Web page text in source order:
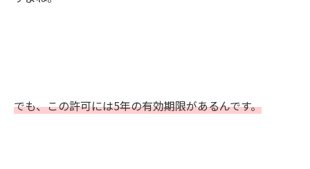
でも、この許可には5年の有効期限があるんです。